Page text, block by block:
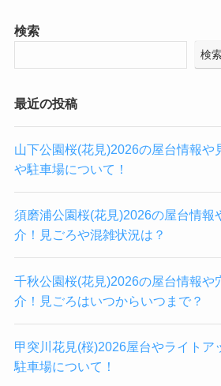
検索
検
最近の投稿
山下公園桜(花見)2026の屋台情報や
や駐車場について！
須磨浦公園桜(花見)2026の屋台情報
介！見ごろや混雑状況は？
千秋公園桜(花見)2026の屋台情報や
介！見ごろはいつからいつまで？
甲突川花見(桜)2026屋台やライトア
駐車場について！